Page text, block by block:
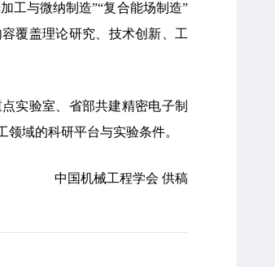
工与微纳制造”“复合能场制造”
覆盖理论研究、技术创新、工
实验室、省部共建精密电子制
域的科研平台与实验条件。
中国机械工程学会 供稿